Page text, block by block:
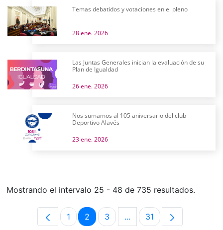
Temas debatidos y votaciones en el pleno
28 ene. 2026
Las Juntas Generales inician la evaluación de su
Plan de Igualdad
26 ene. 2026
Nos sumamos al 105 aniversario del club
Deportivo Alavés
23 ene. 2026
Mostrando el intervalo 25 - 48 de 735 resultados.
Página
1 Página
2 Página
3 ...Páginas intermedias Use
Página
31